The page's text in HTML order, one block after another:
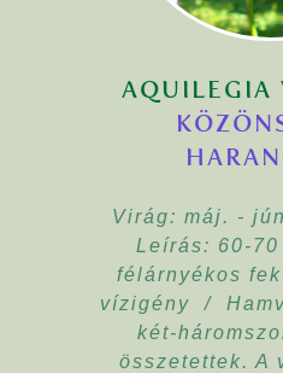
AQUILEGIA
Virág: máj. -
Leírás: 60-70
félárnyékos
vízigény /
két-
összetettek. A